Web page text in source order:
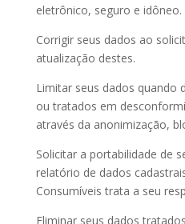
eletrônico, seguro e idôneo.
Corrigir seus dados ao
atualização destes.
Limitar seus dados quando
ou tratados em
através da anonimização,
Solicitar a portabilidade de
relatório de dados
Consumíveis trata a seu
Eliminar seus dados